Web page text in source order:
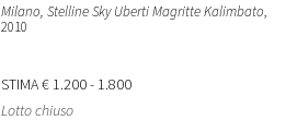
Milano, Stelline Sky Uberti Magritte Kalimbato,
2010
STIMA€ 1.200 - 1.800
Lotto chiuso